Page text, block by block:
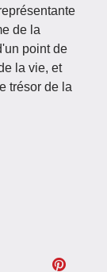
de la
point de
la vie, et
trésor de la